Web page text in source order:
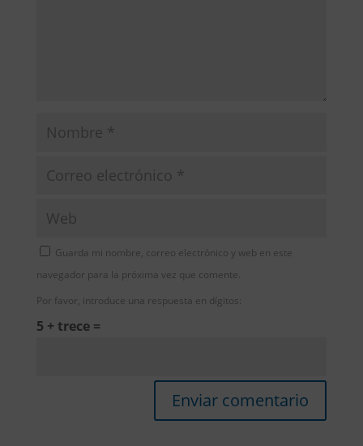
Guarda mi nombre, correo electrónico y web en este
navegador para la próxima vez que comente.
Por favor, introduce una respuesta en dígitos:
5 + trece =